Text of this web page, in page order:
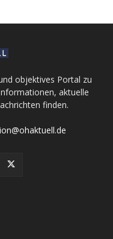
objektives Portal zu
aktuelle
finden.